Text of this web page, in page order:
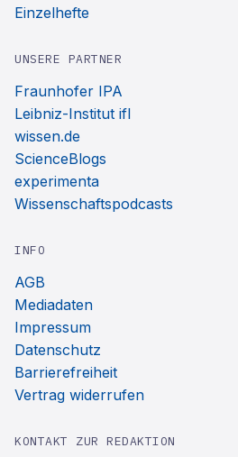
Einzelhefte
UNSERE PARTNER
Fraunhofer IPA
Leibniz-Institut ifl
wissen.de
ScienceBlogs
experimenta
Wissenschaftspodcasts
INFO
AGB
Mediadaten
Impressum
Datenschutz
Barrierefreiheit
Vertrag widerrufen
KONTAKT ZUR REDAKTION